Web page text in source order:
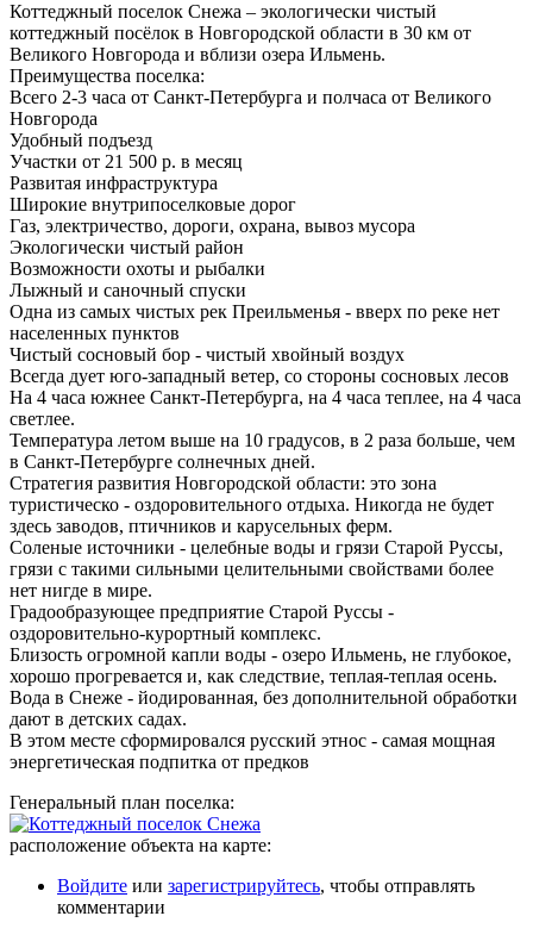
Коттеджный поселок Снежа – экологически чистый
коттеджный посёлок в Новгородской области в 30 км от
Великого Новгорода и вблизи озера Ильмень.
Преимущества поселка:
Всего 2-3 часа от Санкт-Петербурга и полчаса от Великого
Новгорода
Удобный подъезд
Участки от 21 500 р. в месяц
Развитая инфраструктура
Широкие внутрипоселковые дорог
Газ, электричество, дороги, охрана, вывоз мусора
Экологически чистый район
Возможности охоты и рыбалки
Лыжный и саночный спуски
Одна из самых чистых рек Преильменья - вверх по реке нет
населенных пунктов
Чистый сосновый бор - чистый хвойный воздух
Всегда дует юго-западный ветер, со стороны сосновых лесов
На 4 часа южнее Санкт-Петербурга, на 4 часа теплее, на 4 часа
светлее.
Температура летом выше на 10 градусов, в 2 раза больше, чем
в Санкт-Петербурге солнечных дней.
Стратегия развития Новгородской области: это зона
туристическо - оздоровительного отдыха. Никогда не будет
здесь заводов, птичников и карусельных ферм.
Соленые источники - целебные воды и грязи Старой Руссы,
грязи с такими сильными целительными свойствами более
нет нигде в мире.
Градообразующее предприятие Старой Руссы -
оздоровительно-курортный комплекс.
Близость огромной капли воды - озеро Ильмень, не глубокое,
хорошо прогревается и, как следствие, теплая-теплая осень.
Вода в Снеже - йодированная, без дополнительной обработки
дают в детских садах.
В этом месте сформировался русский этнос - самая мощная
энергетическая подпитка от предков
Генеральный план поселка:
расположение объекта на карте:
Войдите или зарегистрируйтесь, чтобы отправлять
комментарии